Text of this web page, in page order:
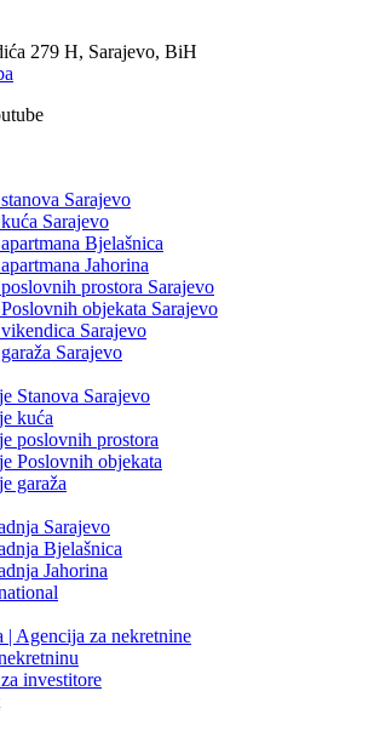
279 H, Sarajevo, BiH
Sarajevo
Sarajevo
Bjelašnica
Jahorina
prostora Sarajevo
objekata Sarajevo
Sarajevo
Sarajevo
Stanova Sarajevo
kuća
poslovnih prostora
Poslovnih objekata
garaža
Sarajevo
Bjelašnica
Jahorina
| Agencija za nekretnine
investitore